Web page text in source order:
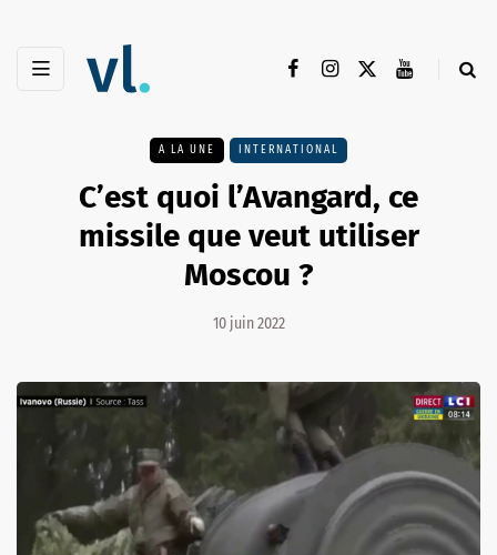
A LA UNE INTERNATIONAL
C’est quoi l’Avangard, ce
missile que veut utiliser
Moscou ?
10 juin 2022